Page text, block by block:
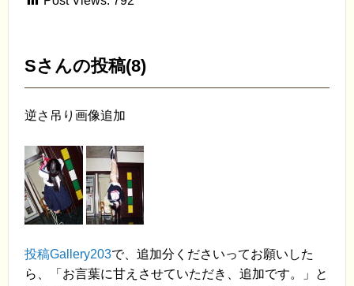
Sさんの投稿(8)
逆さ吊り画像追加
投稿Gallery203で、追加分くださいってお願いした
ら、「お言葉に甘えさせていただき、追加です。」と